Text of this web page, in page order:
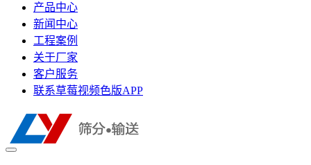
产品中心
新闻中心
工程案例
关于厂家
客户服务
联系草莓视频色版APP